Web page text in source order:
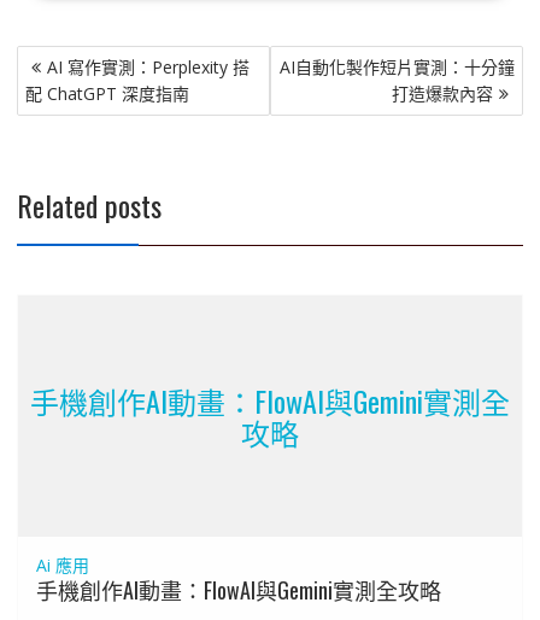
文
章
導
AI 寫作實測：Perplexity 搭
配 ChatGPT 深度指南
AI自動化製作短片實測：十分鐘
打造爆款內容
Related posts
手機創作AI動畫：FlowAI與Gemini實測全
攻略
Ai 應用
手機創作AI動畫：FlowAI與Gemini實測全攻略